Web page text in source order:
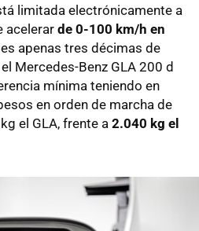
limitada electrónicamente a
acelerar de 0-100 km/h en
es apenas tres décimas de
Mercedes-Benz GLA 200 d
mínima teniendo en
en orden de marcha de
el GLA, frente a 2.040 kg el